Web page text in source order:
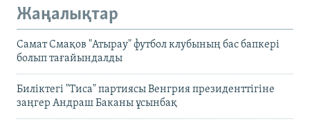
Жаңалықтар
Самат Смақов "Атырау" футбол клубының бас бапкері
болып тағайындалды
Биліктегі "Тиса" партиясы Венгрия президенттігіне
заңгер Андраш Баканы ұсынбақ